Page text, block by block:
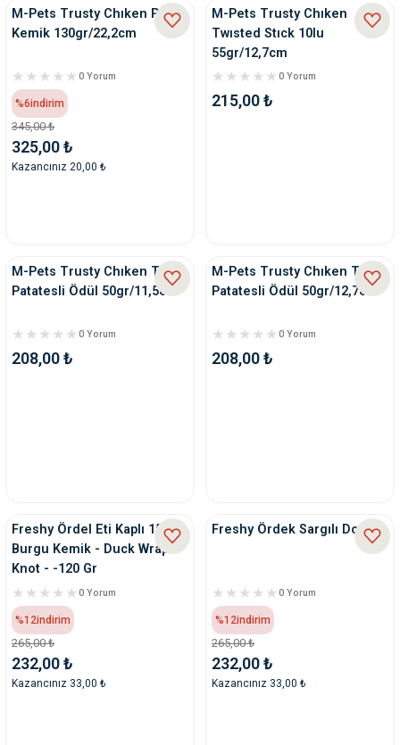
M-Pets Trusty Chıken Press
Kemik 130gr/22,2cm
0 Yorum
%6indirim
345,00 ₺
325,00 ₺
Kazancınız 20,00 ₺
M-Pets Trusty Chıken
Twısted Stıck 10lu
55gr/12,7cm
0 Yorum
215,00 ₺
M-Pets Trusty Chıken Tatlı
Patatesli Ödül 50gr/11,5cm
0 Yorum
208,00 ₺
M-Pets Trusty Chıken Tatlı
Patatesli Ödül 50gr/12,7cm
0 Yorum
208,00 ₺
Freshy Ördel Eti Kaplı 15 Cm
Burgu Kemik - Duck Wrap
Knot - -120 Gr
0 Yorum
%12indirim
265,00 ₺
232,00 ₺
Kazancınız 33,00 ₺
Freshy Ördek Sargılı Donut
0 Yorum
%12indirim
265,00 ₺
232,00 ₺
Kazancınız 33,00 ₺